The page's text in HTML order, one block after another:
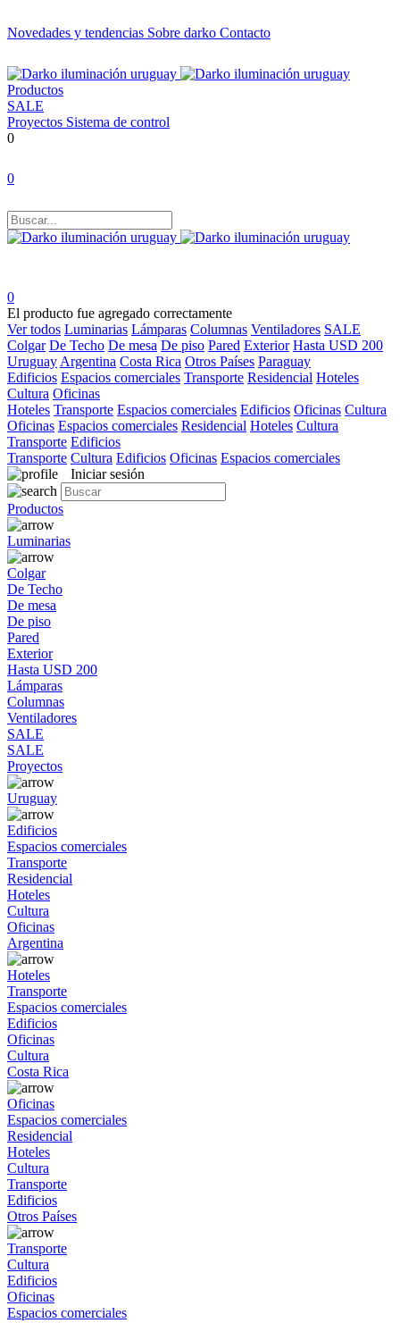
Novedades y tendencias Sobre darko Contacto
Productos
SALE
Proyectos Sistema de control
0
0
0
El producto fue agregado correctamente
Ver todos Luminarias Lámparas Columnas Ventiladores SALE
Colgar De Techo De mesa De piso Pared Exterior Hasta USD 200
Uruguay Argentina Costa Rica Otros Países Paraguay
Edificios Espacios comerciales Transporte Residencial Hoteles
Cultura Oficinas
Hoteles Transporte Espacios comerciales Edificios Oficinas Cultura
Oficinas Espacios comerciales Residencial Hoteles Cultura
Transporte Edificios
Transporte Cultura Edificios Oficinas Espacios comerciales
Iniciar sesión
Productos
Luminarias
Colgar
De Techo
De mesa
De piso
Pared
Exterior
Hasta USD 200
Lámparas
Columnas
Ventiladores
SALE
SALE
Proyectos
Uruguay
Edificios
Espacios comerciales
Transporte
Residencial
Hoteles
Cultura
Oficinas
Argentina
Hoteles
Transporte
Espacios comerciales
Edificios
Oficinas
Cultura
Costa Rica
Oficinas
Espacios comerciales
Residencial
Hoteles
Cultura
Transporte
Edificios
Otros Países
Transporte
Cultura
Edificios
Oficinas
Espacios comerciales